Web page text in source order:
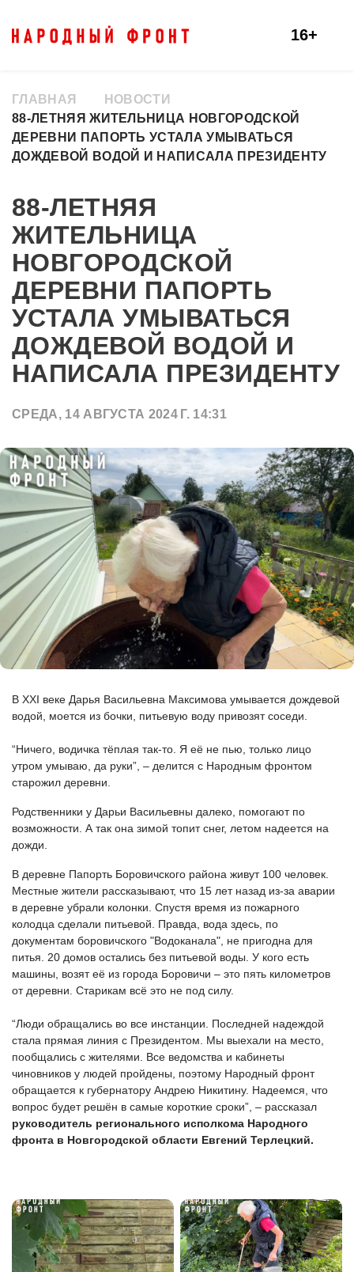
16+
ГЛАВНАЯ
НОВОСТИ
88-ЛЕТНЯЯ ЖИТЕЛЬНИЦА НОВГОРОДСКОЙ
ДЕРЕВНИ ПАПОРТЬ УСТАЛА УМЫВАТЬСЯ
ДОЖДЕВОЙ ВОДОЙ И НАПИСАЛА ПРЕЗИДЕНТУ
88-ЛЕТНЯЯ
ЖИТЕЛЬНИЦА
НОВГОРОДСКОЙ
ДЕРЕВНИ ПАПОРТЬ
УСТАЛА УМЫВАТЬСЯ
ДОЖДЕВОЙ ВОДОЙ И
НАПИСАЛА ПРЕЗИДЕНТУ
СРЕДА, 14 АВГУСТА 2024 Г. 14:31
В XXI веке Дарья Васильевна Максимова умывается дождевой
водой, моется из бочки, питьевую воду привозят соседи.
“Ничего, водичка тёплая так-то. Я её не пью, только лицо
утром умываю, да руки”, – делится с Народным фронтом
старожил деревни.
Родственники у Дарьи Васильевны далеко, помогают по
возможности. А так она зимой топит снег, летом надеется на
дожди.
В деревне Папорть Боровичского района живут 100 человек.
Местные жители рассказывают, что 15 лет назад из-за аварии
в деревне убрали колонки. Спустя время из пожарного
колодца сделали питьевой. Правда, вода здесь, по
документам боровичского "Водоканала", не пригодна для
питья. 20 домов остались без питьевой воды. У кого есть
машины, возят её из города Боровичи – это пять километров
от деревни. Старикам всё это не под силу.
“Люди обращались во все инстанции. Последней надеждой
стала прямая линия с Президентом. Мы выехали на место,
пообщались с жителями. Все ведомства и кабинеты
чиновников у людей пройдены, поэтому Народный фронт
обращается к губернатору Андрею Никитину. Надеемся, что
вопрос будет решён в самые короткие сроки”, – рассказал
руководитель регионального исполкома Народного
фронта в Новгородской области Евгений Терлецкий.